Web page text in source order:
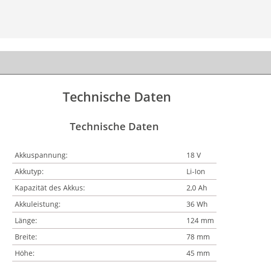
Technische Daten
Technische Daten
Akkuspannung:
18 V
Akkutyp:
Li-Ion
Kapazität des Akkus:
2,0 Ah
Akkuleistung:
36 Wh
Länge:
124 mm
Breite:
78 mm
Höhe:
45 mm